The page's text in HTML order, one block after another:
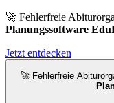
🚀 Fehlerfreie
Planungssoftware
Jetzt entdecken
🚀 Fehlerfreie